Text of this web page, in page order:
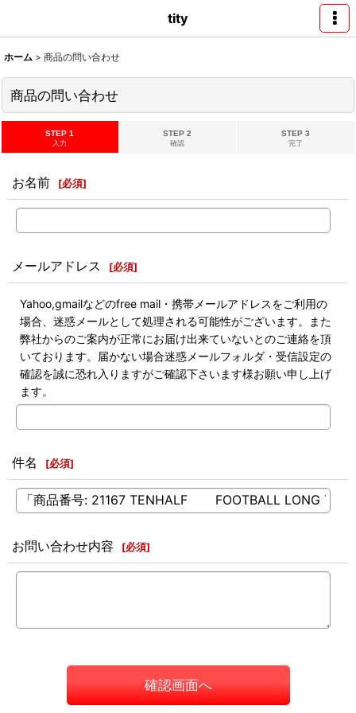
tity
ホーム > 商品の問い合わせ
商品の問い合わせ
STEP 1
入力
STEP 2
確認
STEP 3
完了
お名前 [必須]
メールアドレス [必須]
Yahoo,gmailなどのfree mail・携帯メールアドレスをご利用の
場合、迷惑メールとして処理される可能性がございます。また
弊社からのご案内が正常にお届け出来ていないとのご連絡を頂
いております。届かない場合迷惑メールフォルダ・受信設定の
確認を誠に恐れ入りますがご確認下さいます様お願い申し上げ
ます。
件名 [必須]
お問い合わせ内容 [必須]
確認画面へ